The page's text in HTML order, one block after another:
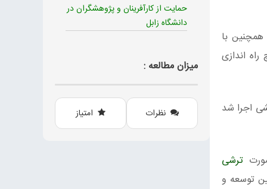
همچنین با
اندازی
اجرا شد
ترشی
توسعه و
حمایت از کارآفرینان و پژوهشگران در
دانشگاه زابل
میزان مطالعه :
نظرات امتیاز